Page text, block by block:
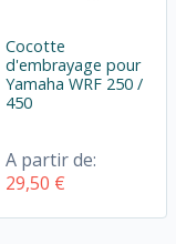
Cocotte
d'embrayage pour
Yamaha WRF 250 /
450
A partir de:
29,50 €